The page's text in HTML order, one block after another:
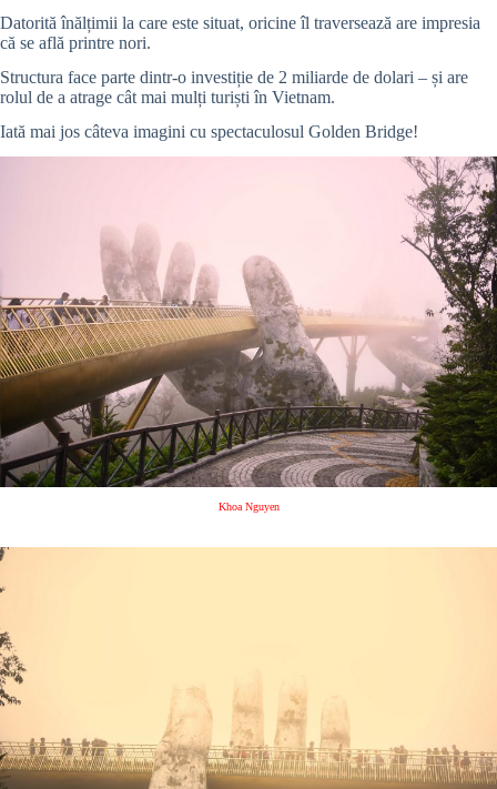
Datorită înălțimii la care este situat, oricine îl traversează are impresia
că se află printre nori.
Structura face parte dintr-o investiție de 2 miliarde de dolari – și are
rolul de a atrage cât mai mulți turiști în Vietnam.
Iată mai jos câteva imagini cu spectaculosul Golden Bridge!
Khoa Nguyen